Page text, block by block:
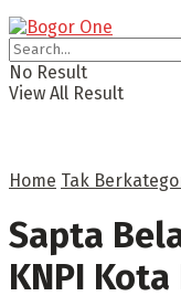
No Result
View All Result
Home Tak
Sapta
KNPI